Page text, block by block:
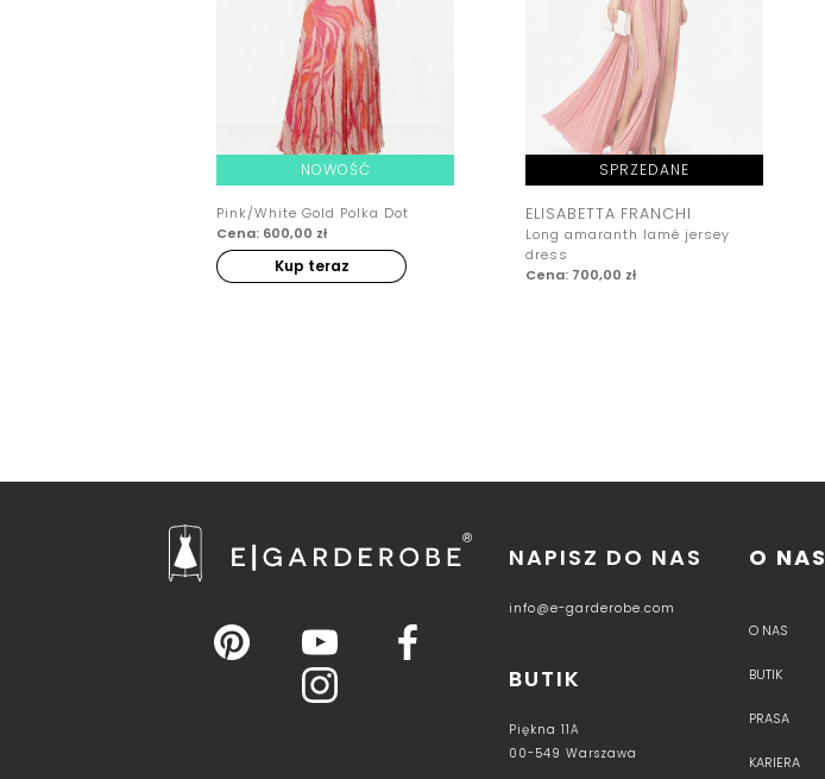
NOWOŚĆ
Pink/White Gold Polka Dot
Cena: 600,00 zł
Kup teraz
SPRZEDANE
ELISABETTA FRANCHI
Long amaranth lamé jersey
dress
Cena: 700,00 zł
NAPISZ DO NAS
info@e-garderobe.com
BUTIK
Piękna 11A
00-549 Warszawa
O NAS
O NAS
BUTIK
PRASA
KARIERA